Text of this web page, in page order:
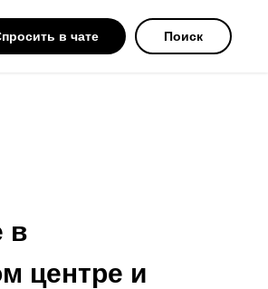
в чате Поиск
в
центре и